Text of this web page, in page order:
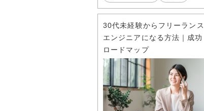
30代未経験からフリーランス
エンジニアになる方法｜成功
ロードマップ